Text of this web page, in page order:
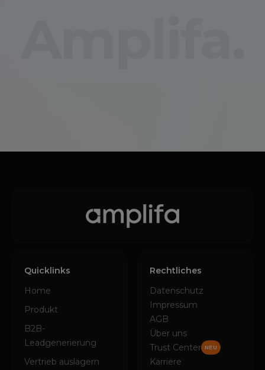
Quicklinks
Home
Produkt
B2B-
Leadgenerierung
Vertrieb auslagern
Rechtliches
Datenschutz
Impressum
AGB
Über uns
Trust Center
NEU
Karriere